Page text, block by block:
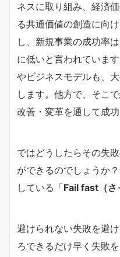
ネスに取り組み、経済
る共通価値の創造に向
し、新規事業の成功率
に低いと言われていま
やビジネスモデルも、
します。他方で、そこ
改善・変革を通して成
ではどうしたらその失
ができるのでしょうか
している「Fail fast（さ
避けられない失敗を避
ろできるだけ早く失敗